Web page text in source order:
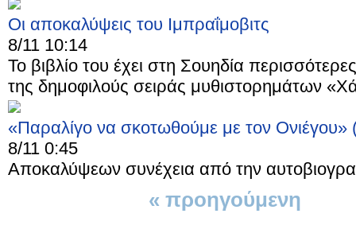
Οι αποκαλύψεις του Ιμπραΐμοβιτς
8/11 10:14
Το βιβλίο του έχει στη Σουηδία
της δημοφιλούς σειράς μυθιστορημάτων
«Παραλίγο να σκοτωθούμε με τον Ονιέγου»
8/11 0:45
Αποκαλύψεων συνέχεια από την
« προηγούμενη